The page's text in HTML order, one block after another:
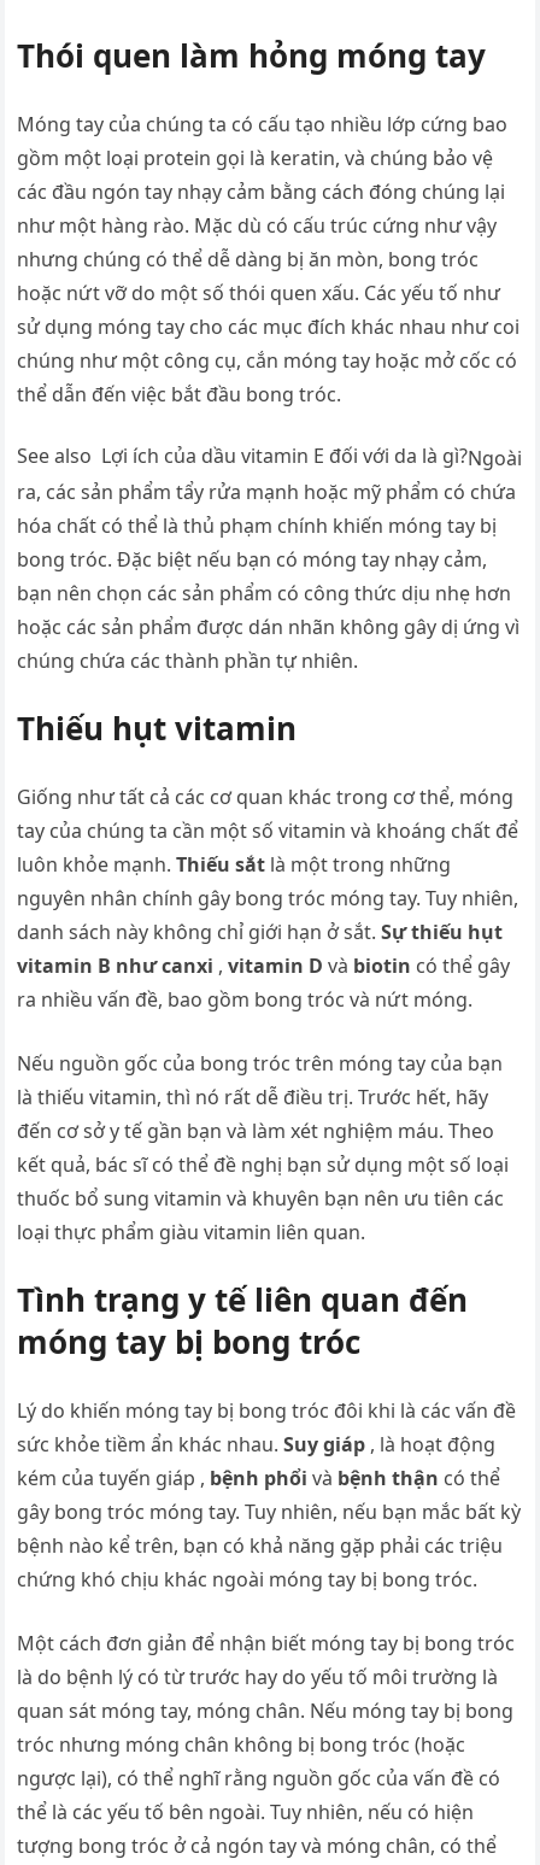
Thói quen làm hỏng móng tay
Móng tay của chúng ta có cấu tạo nhiều lớp cứng bao
gồm một loại protein gọi là keratin, và chúng bảo vệ
các đầu ngón tay nhạy cảm bằng cách đóng chúng lại
như một hàng rào. Mặc dù có cấu trúc cứng như vậy
nhưng chúng có thể dễ dàng bị ăn mòn, bong tróc
hoặc nứt vỡ do một số thói quen xấu. Các yếu tố như
sử dụng móng tay cho các mục đích khác nhau như coi
chúng như một công cụ, cắn móng tay hoặc mở cốc có
thể dẫn đến việc bắt đầu bong tróc.
See also Lợi ích của dầu vitamin E đối với da là gì?Ngoài
ra, các sản phẩm tẩy rửa mạnh hoặc mỹ phẩm có chứa
hóa chất có thể là thủ phạm chính khiến móng tay bị
bong tróc. Đặc biệt nếu bạn có móng tay nhạy cảm,
bạn nên chọn các sản phẩm có công thức dịu nhẹ hơn
hoặc các sản phẩm được dán nhãn không gây dị ứng vì
chúng chứa các thành phần tự nhiên.
Thiếu hụt vitamin
Giống như tất cả các cơ quan khác trong cơ thể, móng
tay của chúng ta cần một số vitamin và khoáng chất để
luôn khỏe mạnh.Thiếu sắt là một trong những
nguyên nhân chính gây bong tróc móng tay. Tuy nhiên,
danh sách này không chỉ giới hạn ở sắt.Sự thiếu hụt
vitamin B như canxi ,vitamin D và biotin có thể gây
ra nhiều vấn đề, bao gồm bong tróc và nứt móng.
Nếu nguồn gốc của bong tróc trên móng tay của bạn
là thiếu vitamin, thì nó rất dễ điều trị. Trước hết, hãy
đến cơ sở y tế gần bạn và làm xét nghiệm máu. Theo
kết quả, bác sĩ có thể đề nghị bạn sử dụng một số loại
thuốc bổ sung vitamin và khuyên bạn nên ưu tiên các
loại thực phẩm giàu vitamin liên quan.
Tình trạng y tế liên quan đến
móng tay bị bong tróc
Lý do khiến móng tay bị bong tróc đôi khi là các vấn đề
sức khỏe tiềm ẩn khác nhau.Suy giáp , là hoạt động
kém của tuyến giáp , bệnh phổi và bệnh thận có thể
gây bong tróc móng tay. Tuy nhiên, nếu bạn mắc bất kỳ
bệnh nào kể trên, bạn có khả năng gặp phải các triệu
chứng khó chịu khác ngoài móng tay bị bong tróc.
Một cách đơn giản để nhận biết móng tay bị bong tróc
là do bệnh lý có từ trước hay do yếu tố môi trường là
quan sát móng tay, móng chân. Nếu móng tay bị bong
tróc nhưng móng chân không bị bong tróc (hoặc
ngược lại), có thể nghĩ rằng nguồn gốc của vấn đề có
thể là các yếu tố bên ngoài. Tuy nhiên, nếu có hiện
tượng bong tróc ở cả ngón tay và móng chân, có thể